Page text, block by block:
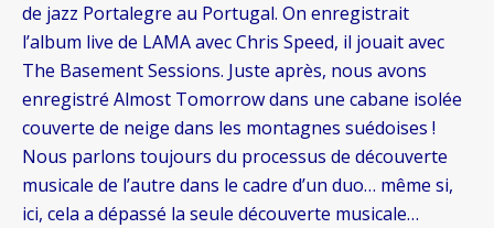
de jazz Portalegre au Portugal. On enregistrait
l’album live de LAMA avec Chris Speed, il jouait avec
The Basement Sessions. Juste après, nous avons
enregistré Almost Tomorrow dans une cabane isolée
couverte de neige dans les montagnes suédoises !
Nous parlons toujours du processus de découverte
musicale de l’autre dans le cadre d’un duo… même si,
ici, cela a dépassé la seule découverte musicale…